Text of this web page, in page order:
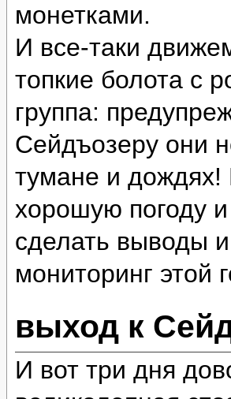
монетками.
И все-таки
топкие болота с
группа:
Сейдъозеру они
тумане и
хорошую погоду
сделать выводы
мониторинг этой
выход к
И вот три дня